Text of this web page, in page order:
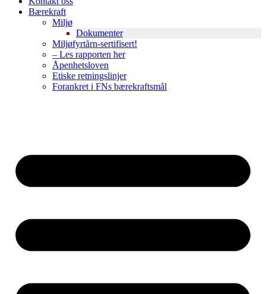
Bærekraft
Miljø
Dokumenter
Miljøfyrtårn-sertifisert!
– Les rapporten her
Åpenhetsloven
Etiske retningslinjer
Forankret i FNs bærekraftsmål